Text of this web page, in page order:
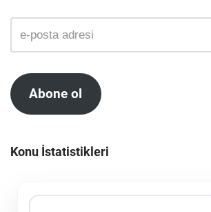
Abone ol
Konu İstatistikleri